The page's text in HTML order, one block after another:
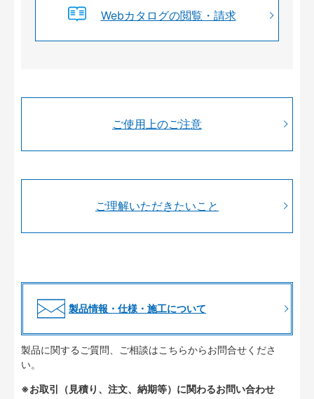
Webカタログの閲覧・請求
ご使用上のご注意
ご理解いただきたいこと
製品情報・仕様・施工について
製品に関するご質問、ご相談はこちらからお問合せくださ
い。
※お取引（見積り、注文、納期等）に関わるお問い合わせ